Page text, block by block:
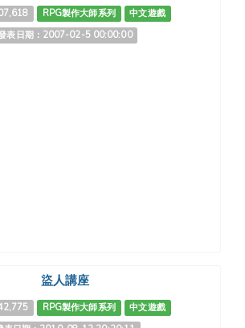
RPG製作大師系列
中文遊戲
表日期：2007-02-5 00:00:00
盜人講座
RPG製作大師系列
中文遊戲